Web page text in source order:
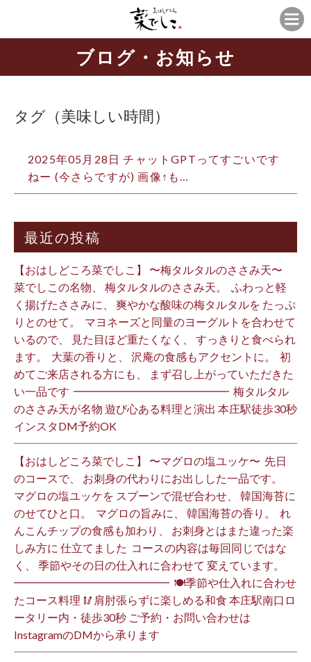
ブログ・お知らせ
タグ（美味しい時間）
2025年05月28日 チャットGPTってすごいです
ねー (今さらですが) 画像↑も…
最近の投稿
【おはしどころ菜でしこ】 〜梅タルタルのささみ天〜 ⁡
菜でしこの名物、 梅タルタルのささみ天。 ⁡ ふわっと軽
く揚げたささみに、 爽やかな酸味の梅タルタルを たっぷ
りとのせて。 ⁡ マヨネーズと同量のヨーグルトを合わせて
いるので、 見た目ほど重たくなく、 すっきりと食べられ
ます。 ⁡ 大葉の香りと、 沢庵の食感もアクセントに。 ⁡ 初
めてご来店される方にも、 まず召し上がっていただきた
い一品です️ ⁡ ━━━━━━━━━━━━━━ ⁡ 梅タルタル
のささみ天が名物 遊び心ある料理と演出 本庄駅徒歩30秒
インスタDM予約OK ⁡
【おはしどころ菜でしこ】 〜マグロの塩ユッケ〜 ⁡ 先日
のコースで、 お刺身の代わりにお出しした一品です。 ⁡
マグロの塩ユッケを スプーンで混ぜ合わせ、 韓国海苔に
のせてひと口。 ⁡ マグロの旨みに、 韓国海苔の香り。 ⁡ れ
んこんチップの食感も加わり、 お刺身とはまた違った楽
しみ方に 仕立てました️ ⁡ コースの内容は毎回同じではな
く、 季節やその日の仕入れに合わせて 変えています。 ⁡
━━━━━━━━━━━━━━ ⁡ 🍽季節や仕入れに合わせ
たコース料理 🥢肩肘張らずに楽しめる和食 本庄駅南口ロ
ータリー内・徒歩30秒 ご予約・お問い合わせは
InstagramのDMから承ります ⁡